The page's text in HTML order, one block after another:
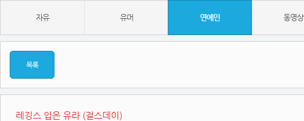
자유 유머 연예인 동영상
목록
레깅스 입은 유라 (걸스데이)